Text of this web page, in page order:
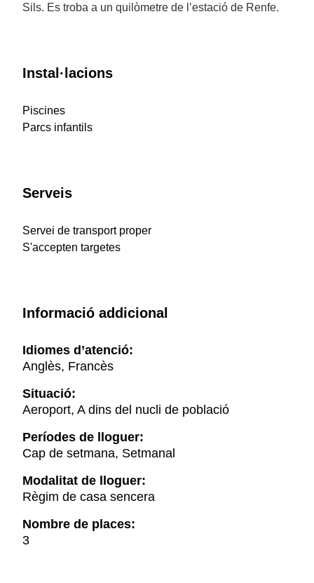
Sils. Es troba a un quilòmetre de l’estació de Renfe.
Instal·lacions
Piscines
Parcs infantils
Serveis
Servei de transport proper
S'accepten targetes
Informació addicional
Idiomes d’atenció:
Anglès, Francès
Situació:
Aeroport, A dins del nucli de població
Períodes de lloguer:
Cap de setmana, Setmanal
Modalitat de lloguer:
Règim de casa sencera
Nombre de places:
3